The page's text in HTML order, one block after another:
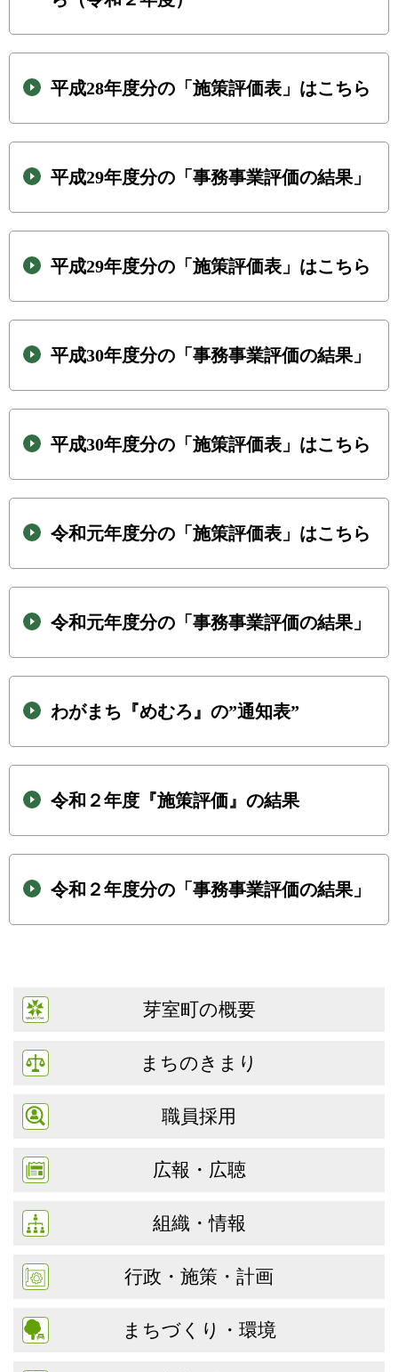
平成28年度分の「施策評価表」はこちら
平成29年度分の「事務事業評価の結果」
平成29年度分の「施策評価表」はこちら
平成30年度分の「事務事業評価の結果」
平成30年度分の「施策評価表」はこちら
令和元年度分の「施策評価表」はこちら
令和元年度分の「事務事業評価の結果」
わがまち『めむろ』の”通知表”
令和２年度『施策評価』の結果
令和２年度分の「事務事業評価の結果」
芽室町の概要
まちのきまり
職員採用
広報・広聴
組織・情報
行政・施策・計画
まちづくり・環境